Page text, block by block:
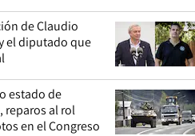
de Claudio
el diputado que
estado de
reparos al rol
en el Congreso